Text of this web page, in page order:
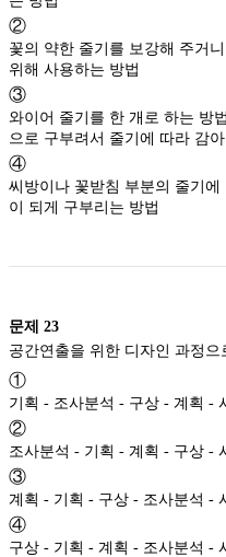
②
꽃의 약한 줄기를 보강해 주거
위해 사용하는 방법
③
와이어 줄기를 한 개로 하는 방
으로 구부려서 줄기에 따라 감
④
씨방이나 꽃받침 부분의 줄기
이 되게 구부리는 방법
문제 23
①
기획 - 조사분석 - 구상 - 계획 -
②
조사분석 - 기획 - 계획 - 구상 -
③
계획 - 기획 - 구상 - 조사분석 -
④
구상 - 기획 - 계획 - 조사분석 -